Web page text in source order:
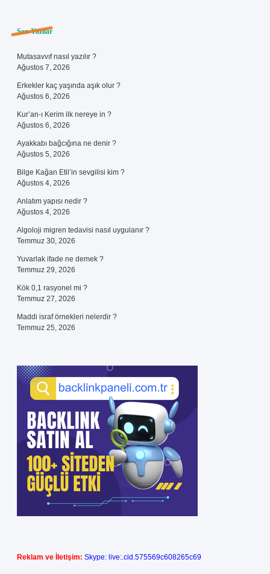
Sidebar
Son Yazılar
Mutasavvıf nasıl yazılır ?
Ağustos 7, 2026
Erkekler kaç yaşında aşık olur ?
Ağustos 6, 2026
Kur’an-ı Kerim ilk nereye in ?
Ağustos 6, 2026
Ayakkabı bağcığına ne denir ?
Ağustos 5, 2026
Bilge Kağan Etil’in sevgilisi kim ?
Ağustos 4, 2026
Anlatım yapısı nedir ?
Ağustos 4, 2026
Algoloji migren tedavisi nasıl uygulanır ?
Temmuz 30, 2026
Yuvarlak ifade ne demek ?
Temmuz 29, 2026
Kök 0,1 rasyonel mi ?
Temmuz 27, 2026
Maddi israf örnekleri nelerdir ?
Temmuz 25, 2026
Reklam ve İletişim: Skype: live:.cid.575569c608265c69